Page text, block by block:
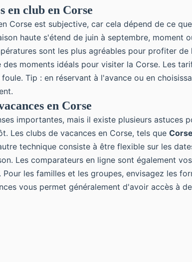
en club en Corse
Corse est subjective, car cela dépend de ce
haute s'étend de juin à septembre, moment
sont les plus agréables pour profiter de
moments idéals pour visiter la Corse. Les
Tip : en réservant à l'avance ou en
en Corse
importantes, mais il existe plusieurs
Les clubs de vacances en Corse, tels que
technique consiste à être flexible sur les
Les comparateurs en ligne sont également
les familles et les groupes, envisagez les
vous permet généralement d'avoir accès à